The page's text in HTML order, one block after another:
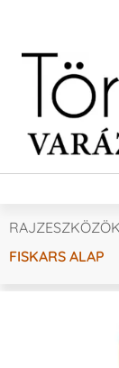
RAJZESZKÖZÖK
FISKARS ALAP